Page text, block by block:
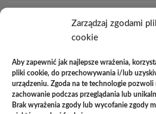
Zarządzaj zgodami
cookie
Aby zapewnić jak najlepsze wrażenia,
pliki cookie, do przechowywania i/lub
urządzeniu. Zgoda na te technologie pozwoli
zachowanie podczas przeglądania lub
Brak wyrażenia zgody lub wycofanie zgody
Polityka prywatności
Polityka zwrotów
Zakupy na raty
Kontakt